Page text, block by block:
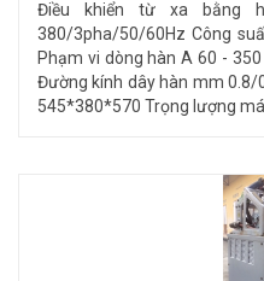
Điều khiển từ xa bằng
380/3pha/50/60Hz Công
Phạm vi dòng hàn A 60 -
Đường kính dây hàn mm
545*380*570 Trọng lượng